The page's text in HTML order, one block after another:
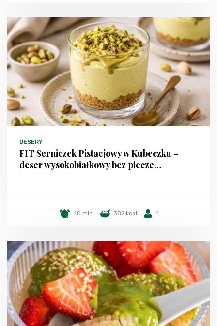
DESERY
FIT Serniczek Pistacjowy w Kubeczku –
deser wysokobiałkowy bez piecze…
40 min. 382 kcal 1